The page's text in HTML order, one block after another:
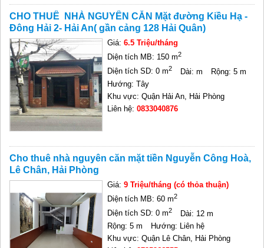
CHO THUÊ NHÀ NGUYÊN CĂN Mặt đường Kiều Hạ -
Đông Hải 2- Hải An( gần cảng 128 Hải Quân)
Giá:6.5 Triệu/tháng
Diện tích MB: 150 m2
Diện tích SD: 0 m2 Dài: m
Rộng: 5 m
Hướng: Tây
Khu vực: Quận Hải An, Hải Phòng
Liên hệ:0833040876
Cho thuê nhà nguyên căn mặt tiền Nguyễn Công Hoà,
Lê Chân, Hải Phòng
Giá:9 Triệu/tháng (có thỏa thuận)
Diện tích MB: 60 m2
Diện tích SD: 0 m2
Dài: 12 m
Rộng: 5 m
Hướng: Liên hệ
Khu vực: Quận Lê Chân, Hải Phòng